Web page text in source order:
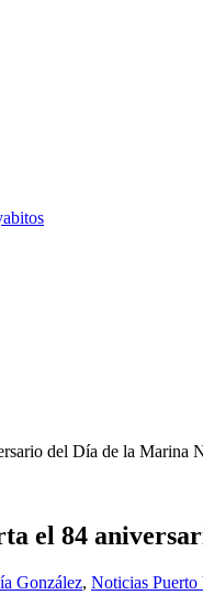
del Día de la Marina
el 84
González, Noticias Puerto